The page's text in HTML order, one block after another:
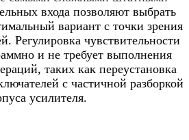
входа позволяют выбрать
вариант с точки зрения
Регулировка чувствительности
и не требует выполнения
таких как переустановка
с частичной разборкой
усилителя.